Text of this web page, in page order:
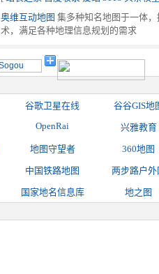
奥维互动地图 集多种知名地图于一体
术，满足各种地理信息规划的需求
谷歌卫星在线 谷谷GIS地
OpenRai 兴雅教育
地图守望者 360地图
中国铁路地图 两步路户外
国家地名信息库
地之图